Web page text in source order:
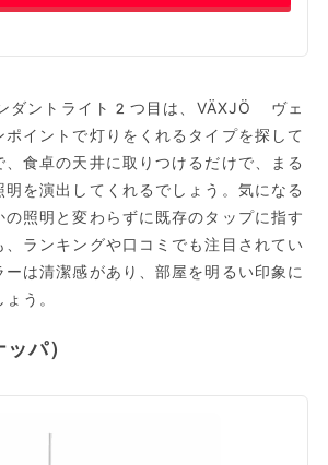
ダントライト2つ目は、VÄXJÖ ヴェ
ポイントで灯りをくれるタイプを探して
、食卓の天井に取りつけるだけで、まる
明を演出してくれるでしょう。気になる
照明と変わらずに既存のタップに指す
、ランキングや口コミでも注目されてい
ーは清潔感があり、部屋を明るい印象に
う。
パ）